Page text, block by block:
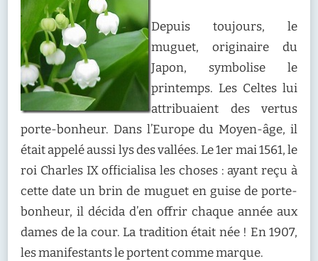
Depuis toujours, le
muguet, originaire du
Japon, symbolise le
printemps. Les Celtes lui
attribuaient des vertus
porte-bonheur. Dans l’Europe du Moyen-âge, il
était appelé aussi lys des vallées. Le 1er mai 1561, le
roi Charles IX officialisa les choses : ayant reçu à
cette date un brin de muguet en guise de porte-
bonheur, il décida d’en offrir chaque année aux
dames de la cour. La tradition était née ! En 1907,
les manifestants le portent comme marque.